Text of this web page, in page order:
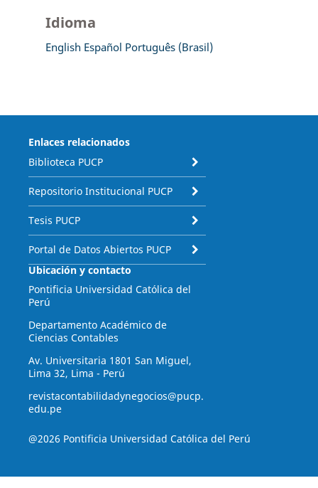
Idioma
English Español Português (Brasil)
Enlaces relacionados
Biblioteca PUCP
Repositorio Institucional PUCP
Tesis PUCP
Portal de Datos Abiertos PUCP
Ubicación y contacto
Pontificia Universidad Católica del
Perú
Departamento Académico de
Ciencias Contables
Av. Universitaria 1801 San Miguel,
Lima 32, Lima - Perú
revistacontabilidadynegocios@pucp.
edu.pe
@2026 Pontificia Universidad Católica del Perú